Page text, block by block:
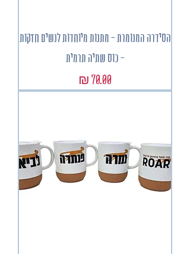
הסידרה המנומרת - מתנות מיוחדות לנשים חזקות
- כוס שתיה תרמית
מחיר